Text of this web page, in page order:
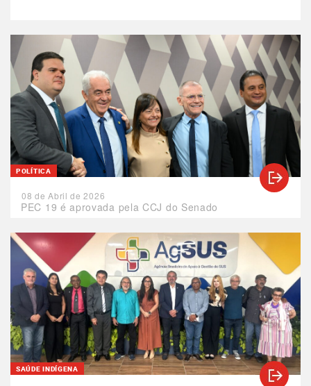
PEC 19 é aprovada pela CCJ do Senado
POLÍTICA
08 de Abril de 2026
SAÚDE INDÍGENA